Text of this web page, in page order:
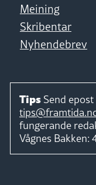
Meining
Skribentar
Nyhendebrev
Tips Send
fungerande
Vågnes Bakken: